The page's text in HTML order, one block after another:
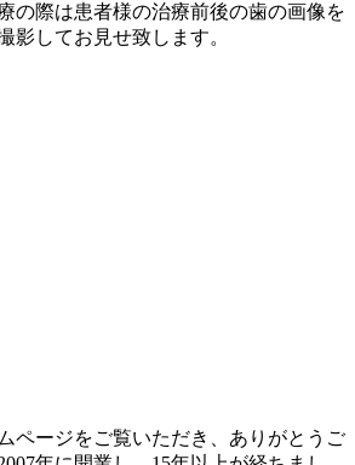
の際は患者様の治療前後の歯の画像を
影してお見せ致します。
ページをご覧いただき、ありがとうご